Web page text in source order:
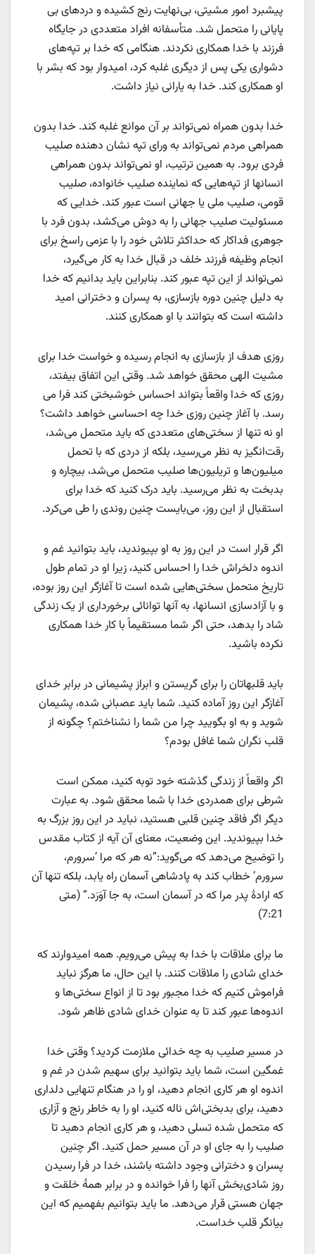
پیشبرد امور مشیتی، بی‌نهایت رنج کشیده و دردهای بی
پایانی را متحمل شد. متأسفانه افراد متعددی در جایگاه
فرزند با خدا همکاری نکردند. هنگامی که خدا بر تپه‌های
دشواری یکی پس از دیگری غلبه کرد، امیدوار بود که بشر با
او همکاری کند. خدا به یارانی نیاز داشت.
خدا بدون همراه نمی‌تواند بر آن موانع غلبه کند. خدا بدون
همراهی مردم نمی‌تواند به ورای تپه‌ نشان دهنده صلیب
فردی برود. به همین ترتیب، او نمی‌تواند بدون همراهی
انسانها از تپه‌هایی که نماینده صلیب خانواده، صلیب
قومی، صلیب ملی یا جهانی است عبور کند. خدایی که
مسئولیت صلیب جهانی را به دوش می‌کشد، بدون فرد با
جوهری فداکار که حداکثر تلاش خود را با عزمی راسخ برای
انجام وظیفه فرزند خلف در قبال خدا به کار می‌گیرد،
نمی‌تواند از این تپه عبور کند. بنابراین باید بدانیم که خدا
به دلیل چنین دوره بازسازی، به پسران و دخترانی امید
داشته است که بتوانند با او همکاری کنند.
روزی هدف از بازسازی به انجام رسیده و خواست خدا برای
مشیت الهی محقق خواهد شد. وقتی این اتفاق بیفتد،
روزی که خدا واقعاً بتواند احساس خوشبختی کند فرا می
رسد. با آغاز چنین روزی خدا چه احساسی خواهد داشت؟
او نه تنها از سختی‌های متعددی که باید متحمل می‌شد،
رقت‌انگیز به نظر می‌رسید، بلکه از دردی که با تحمل
میلیون‌ها و تریلیون‌ها صلیب متحمل می‌شد، بیچاره و
بدبخت به نظر می‌رسید. باید درک کنید که خدا برای
استقبال از این روز، می‌بایست چنین روندی را طی می‌کرد.
اگر قرار است در این روز به او بپیوندید، باید بتوانید غم و
اندوه دلخراش خدا را احساس کنید، زیرا او در تمام طول
تاریخ متحمل سختی‌هایی شده است تا آغازگر این روز بوده،
و با آزادسازی انسانها، به آنها توانائی برخورداری از یک زندگی
شاد را بدهد، حتی اگر شما مستقیماً با کار خدا همکاری
نکرده باشید.
باید قلبهاتان را برای گریستن و ابراز پشیمانی در برابر خدای
آغازگر این روز آماده کنید. شما باید عصبانی شده، پشیمان
شوید و به او بگویید چرا من شما را نشناختم؟ چگونه از
قلب نگران شما غافل بودم؟
اگر واقعاً از زندگی گذشته خود توبه کنید، ممکن است
شرطی برای همدردی خدا با شما محقق شود. به عبارت
دیگر اگر فاقد چنین قلبی هستید، نباید در این روز بزرگ به
خدا بپیوندید. این وضعیت، معنای آن آیه از کتاب مقدس
را توضیح می‌دهد که می‌گوید:”نه هر که مرا ’سرورم،
سرورم‘ خطاب کند به پادشاهی آسمان راه یابد، بلکه تنها آن
که ارادۀ پدر مرا که در آسمان است، به جا آوَرَد.“ (متی
7:21)
ما برای ملاقات با خدا به پیش می‌رویم. همه امیدوارند که
خدای شادی را ملاقات کنند. با این حال، ما هرگز نباید
فراموش کنیم که خدا مجبور بود تا از انواع سختی‌ها و
اندوه‌ها عبور کند تا به عنوان خدای شادی ظاهر شود.
در مسیر صلیب به چه خدائی ملازمت کردید؟ وقتی خدا
غمگین است، شما باید بتوانید برای سهیم شدن در غم و
اندوه او هر کاری انجام دهید، او را در هنگام تنهایی دلداری
دهید، برای بدبختی‌اش ناله کنید، او را به خاطر رنج و آزاری
که متحمل شده تسلی دهید، و هر کاری انجام دهید تا
صلیب را به جای او در آن مسیر حمل کنید. اگر چنین
پسران و دخترانی وجود داشته باشند، خدا در فرا رسیدن
روز شادی‌بخش آنها را فرا خوانده و در برابر همۀ خلقت و
جهان هستی قرار می‌دهد. ما باید بتوانیم بفهمیم که این
بیانگر قلب خداست.